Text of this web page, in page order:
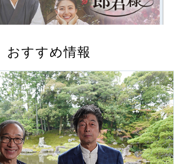
おすすめ情報